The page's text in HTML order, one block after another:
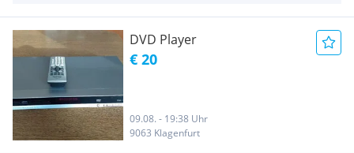
DVD Player
€ 20
09.08. - 19:38 Uhr
9063 Klagenfurt